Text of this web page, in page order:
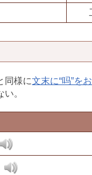
同様に文末に“吗”をお
。